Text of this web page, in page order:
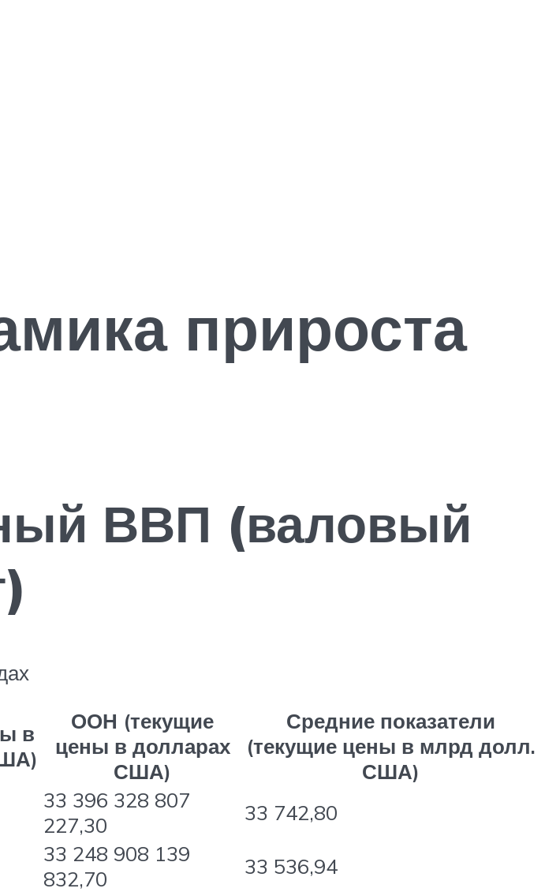
прироста
ВВП (валовый
в
ООН (текущие
цены в долларах
США)
Средние показатели
(текущие цены в млрд долл.
США)
33 396 328 807
227,30
33 742,80
33 248 908 139
832,70
33 536,94